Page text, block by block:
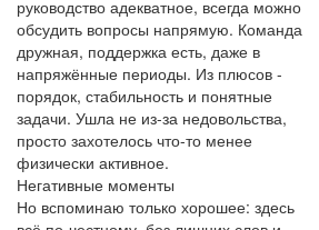
руководство адекватное, всегда можно
обсудить вопросы напрямую. Команда
дружная, поддержка есть, даже в
напряжённые периоды. Из плюсов -
порядок, стабильность и понятные
задачи. Ушла не из-за недовольства,
просто захотелось что-то менее
физически активное.
Негативные моменты
Но вспоминаю только хорошее: здесь